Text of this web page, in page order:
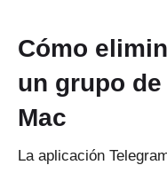
Cómo
un grupo
Mac
La aplicación